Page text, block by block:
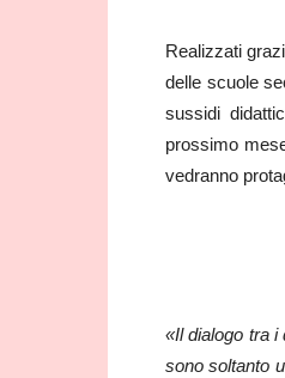
Realizzati
delle scuole
sussidi
prossimo
vedranno
«Il dialogo tra i
sono soltanto